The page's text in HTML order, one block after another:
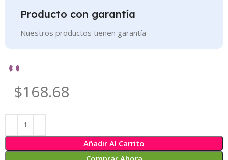
Producto con garantía
Nuestros productos tienen garantía
$168.68
Añadir Al Carrito